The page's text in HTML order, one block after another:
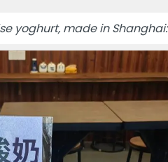
yoghurt, made in Shanghai: